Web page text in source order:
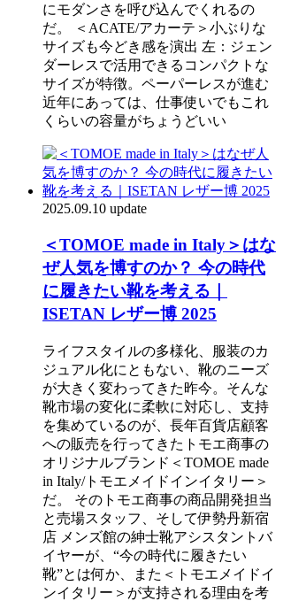
にモダンさを呼び込んでくれるの
だ。 ＜ACATE/アカーテ＞小ぶりな
サイズも今どき感を演出 左：ジェン
ダーレスで活用できるコンパクトな
サイズが特徴。ペーパーレスが進む
近年にあっては、仕事使いでもこれ
くらいの容量がちょうどいい
2025.09.10 update
＜TOMOE made in Italy＞はな
ぜ人気を博すのか？ 今の時代
に履きたい靴を考える｜
ISETAN レザー博 2025
ライフスタイルの多様化、服装のカ
ジュアル化にともない、靴のニーズ
が大きく変わってきた昨今。そんな
靴市場の変化に柔軟に対応し、支持
を集めているのが、長年百貨店顧客
への販売を行ってきたトモエ商事の
オリジナルブランド＜TOMOE made
in Italy/トモエメイドインイタリー＞
だ。 そのトモエ商事の商品開発担当
と売場スタッフ、そして伊勢丹新宿
店 メンズ館の紳士靴アシスタントバ
イヤーが、“今の時代に履きたい
靴”とは何か、また＜トモエメイドイ
ンイタリー＞が支持される理由を考